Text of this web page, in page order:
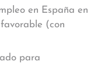
en España en
(con
para